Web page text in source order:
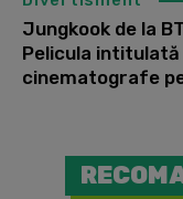
Jungkook de la
Pelicula intitulată
cinematografe